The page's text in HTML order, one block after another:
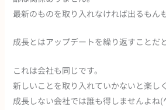
最新のものを取り入れなければ出るもん
成長とはアップデートを繰り返すことだ
これは会社も同じです。
新しいことを取り入れていかないと楽し
成長しない会社では誰も得しませんよね